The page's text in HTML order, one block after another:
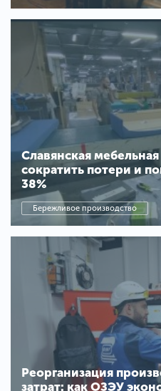
Славянская
сократить потери и
38%
Бережливое производство
Реорганизация
затрат: как ОЗЭУ